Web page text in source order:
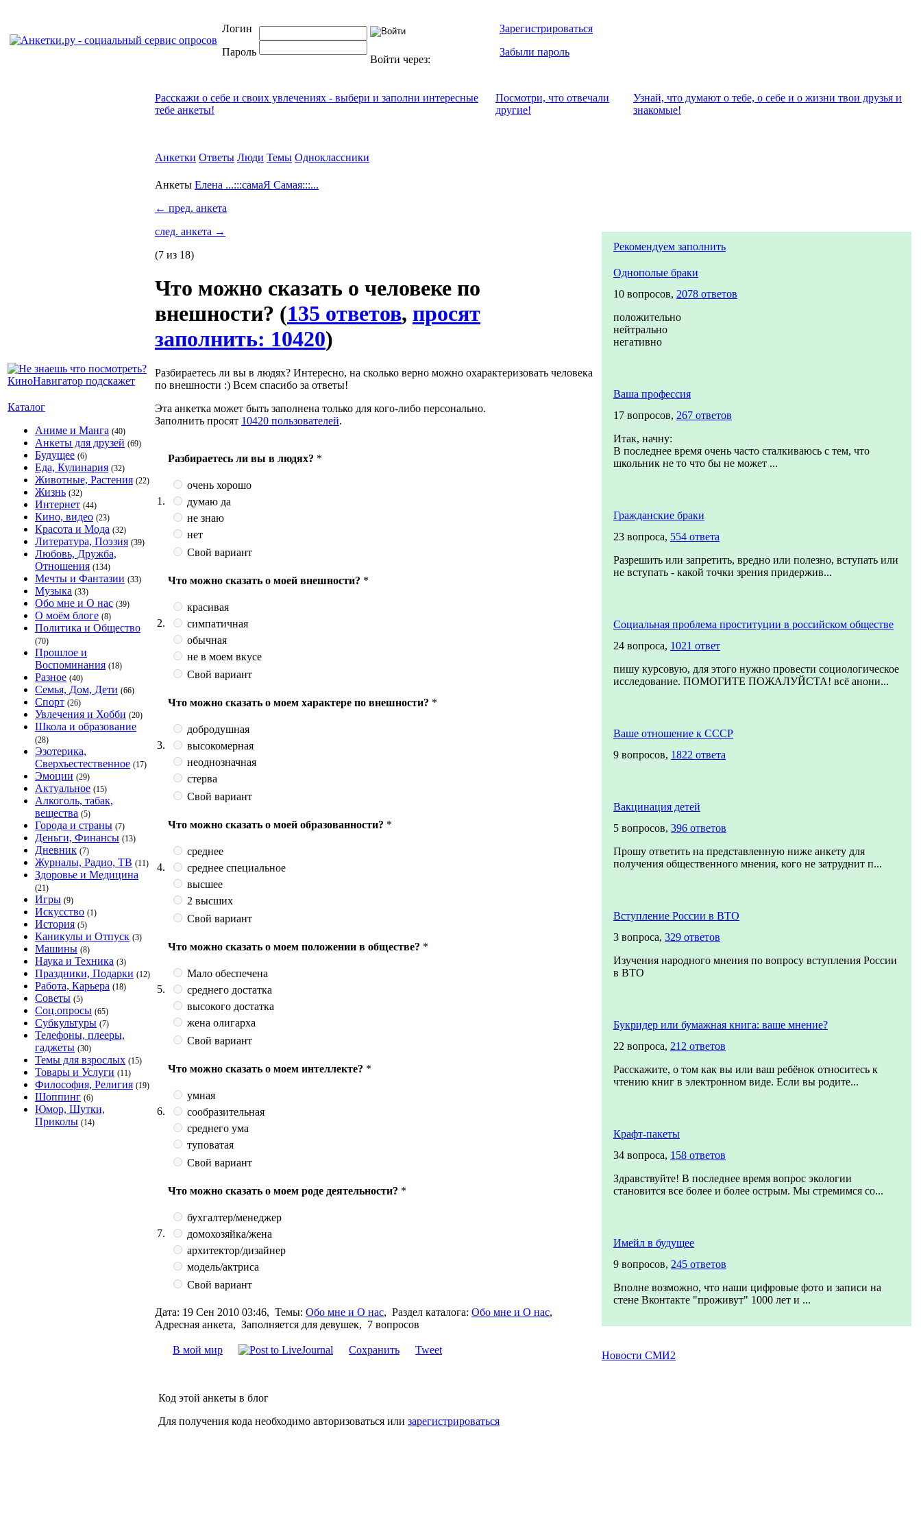
Логин
Пароль
Войти через:
Зарегистрироваться
Забыли пароль
Каталог
Аниме и Манга (40)
Анкеты для друзей (69)
Будущее (6)
Еда, Кулинария (32)
Животные, Растения (22)
Жизнь (32)
Интернет (44)
Кино, видео (23)
Красота и Мода (32)
Литература, Поэзия (39)
Любовь, Дружба,
Отношения (134)
Мечты и Фантазии (33)
Музыка (33)
Обо мне и О нас (39)
О моём блоге (8)
Политика и Общество
(70)
Прошлое и
Воспоминания (18)
Разное (40)
Семья, Дом, Дети (66)
Спорт (26)
Увлечения и Хобби (20)
Школа и образование
(28)
Эзотерика,
Сверхъестественное (17)
Эмоции (29)
Актуальное (15)
Алкоголь, табак,
вещества (5)
Города и страны (7)
Деньги, Финансы (13)
Дневник (7)
Журналы, Радио, ТВ (11)
Здоровье и Медицина
(21)
Игры (9)
Искусство (1)
История (5)
Каникулы и Отпуск (3)
Машины (8)
Наука и Техника (3)
Праздники, Подарки (12)
Работа, Карьера (18)
Советы (5)
Соц.опросы (65)
Субкультуры (7)
Телефоны, плееры,
гаджеты (30)
Темы для взрослых (15)
Товары и Услуги (11)
Философия, Религия (19)
Шоппинг (6)
Юмор, Шутки,
Приколы (14)
Расскажи о себе и своих увлечениях - выбери и заполни интересные
тебе анкеты!
Посмотри, что отвeчали
другие!
Узнай, что думают о тебе, о себе и о жизни твои друзья и
знакомые!
Анкетки Ответы Люди Темы Одноклассники
Анкеты Елена ...:::самаЯ Самая:::...
← пред. анкета
след. анкета →
(7 из 18)
Что можно сказать о человеке по
внешности? (135 ответов, просят
заполнить: 10420)
Разбираетесь ли вы в людях? Интересно, на сколько верно можно охарактеризовать человека
по внешности :) Всем спасибо за ответы!
Эта анкетка может быть заполнена только для кого-либо персонально.
Заполнить просят 10420 пользователей.
1.
Разбираетесь ли вы в людях? *
очень хорошо
думаю да
не знаю
нет
Свой вариант
2.
Что можно сказать о моей внешности? *
красивая
симпатичная
обычная
не в моем вкусе
Свой вариант
3.
Что можно сказать о моем характере по внешности? *
добродушная
высокомерная
неоднозначная
стерва
Свой вариант
4.
Что можно сказать о моей образованности? *
среднее
среднее специальное
высшее
2 высших
Свой вариант
5.
Что можно сказать о моем положении в обществе? *
Мало обеспечена
среднего достатка
высокого достатка
жена олигарха
Свой вариант
6.
Что можно сказать о моем интеллекте? *
умная
сообразительная
среднего ума
туповатая
Свой вариант
7.
Что можно сказать о моем роде деятельности? *
бухгалтер/менеджер
домохозяйка/жена
архитектор/дизайнер
модель/актриса
Свой вариант
Дата: 19 Сен 2010 03:46, Темы: Обо мне и О нас, Раздел каталога: Обо мне и О нас,
Адресная анкета, Заполняется для девушек, 7 вопросов
В мой мир Сохранить Tweet
Код этой анкеты в блог
Для получения кода необходимо авторизоваться или зарегистрироваться
Рекомендуем заполнить
Однополые браки
10 вопросов, 2078 ответов
положительно
нейтрально
негативно
Ваша профессия
17 вопросов, 267 ответов
Итак, начну:
В последнее время очень часто сталкиваюсь с тем, что
школьник не то что бы не может ...
Гражданские браки
23 вопроса, 554 ответа
Разрешить или запретить, вредно или полезно, вступать или
не вступать - какой точки зрения придержив...
Социальная проблема проституции в российском обществе
24 вопроса, 1021 ответ
пишу курсовую, для этого нужно провести социологическое
исследование. ПОМОГИТЕ ПОЖАЛУЙСТА! всё анони...
Ваше отношение к СССР
9 вопросов, 1822 ответа
Вакцинация детей
5 вопросов, 396 ответов
Прошу ответить на представленную ниже анкету для
получения общественного мнения, кого не затруднит п...
Вступление России в ВТО
3 вопроса, 329 ответов
Изучения народного мнения по вопросу вступления России
в ВТО
Букридер или бумажная книга: ваше мнение?
22 вопроса, 212 ответов
Расскажите, о том как вы или ваш ребёнок относитесь к
чтению книг в электронном виде. Если вы родите...
Крафт-пакеты
34 вопроса, 158 ответов
Здравствуйте! В последнее время вопрос экологии
становится все более и более острым. Мы стремимся со...
Имейл в будущее
9 вопросов, 245 ответов
Вполне возможно, что наши цифровые фото и записи на
стене Вконтакте "проживут" 1000 лет и ...
Новости СМИ2